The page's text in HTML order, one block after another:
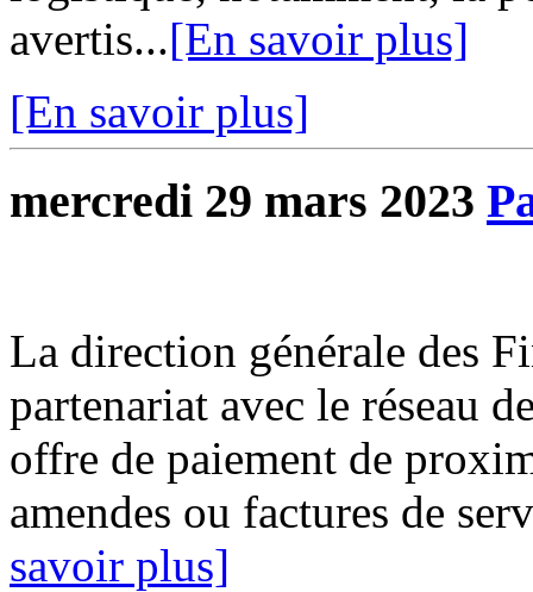
avertis...[En savoir plus]
[En savoir plus]
mercredi 29 mars 2023
La direction générale des
partenariat avec le réseau
offre de paiement de
amendes ou factures de
savoir plus]